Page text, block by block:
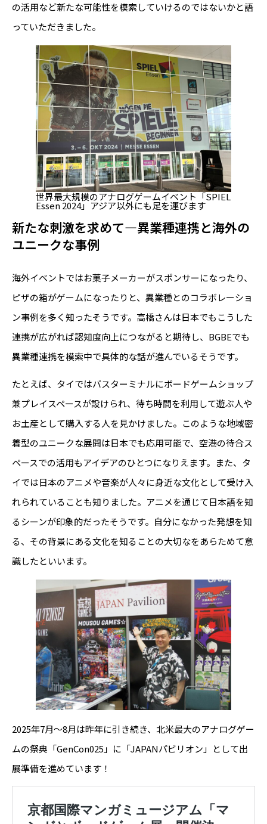
の活用など新たな可能性を模索していけるのではないかと語
っていただきました。
世界最大規模のアナログゲームイベント「SPIEL
Essen 2024」アジア以外にも足を運びます
新たな刺激を求めて―異業種連携と海外の
ユニークな事例
海外イベントではお菓子メーカーがスポンサーになったり、
ピザの箱がゲームになったりと、異業種とのコラボレーショ
ン事例を多く知ったそうです。高橋さんは日本でもこうした
連携が広がれば認知度向上につながると期待し、BGBEでも
異業種連携を模索中で具体的な話が進んでいるそうです。
たとえば、タイではバスターミナルにボードゲームショップ
兼プレイスペースが設けられ、待ち時間を利用して遊ぶ人や
お土産として購入する人を見かけました。このような地域密
着型のユニークな展開は日本でも応用可能で、空港の待合ス
ペースでの活用もアイデアのひとつになりえます。また、タ
イでは日本のアニメや音楽が人々に身近な文化として受け入
れられていることも知りました。アニメを通じて日本語を知
るシーンが印象的だったそうです。自分になかった発想を知
る、その背景にある文化を知ることの大切なをあらためて意
識したといいます。
2025年7月～8月は昨年に引き続き、北米最大のアナログゲー
ムの祭典「GenCon025」に「JAPANパビリオン」として出
展準備を進めています！